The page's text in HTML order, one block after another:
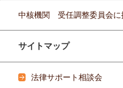
中核機関 受任調整委員会に
サイトマップ
法律サポート相談会